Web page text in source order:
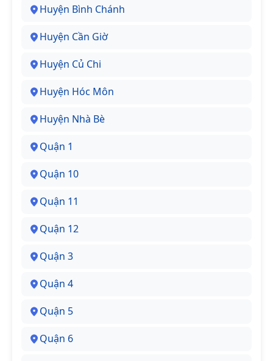
Huyện Bình Chánh
Huyện Cần Giờ
Huyện Củ Chi
Huyện Hóc Môn
Huyện Nhà Bè
Quận 1
Quận 10
Quận 11
Quận 12
Quận 3
Quận 4
Quận 5
Quận 6